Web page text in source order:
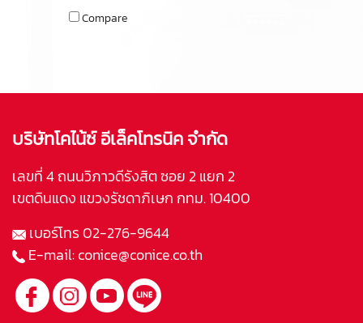
personality to any space.
Backed by DALI’s advanced
your everyday listening
Compare
บริษัทโคไน้ซ์ อีเล็คโทรนิค จำกัด
เลขที่ 4 ถนนวิภาวดีรังสิต ซอย 2 แยก 2
เขตดินแดง แขวงรัชดาภิเษก กทม. 10400
เบอร์โทร02-276-9644
E-mail:conice@conice.co.th